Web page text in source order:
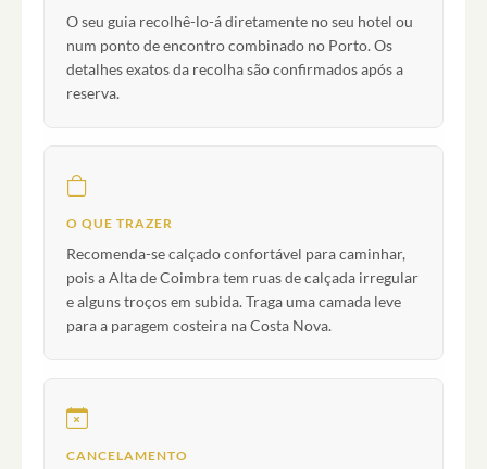
O seu guia recolhê-lo-á diretamente no seu hotel ou
num ponto de encontro combinado no Porto. Os
detalhes exatos da recolha são confirmados após a
reserva.
O QUE TRAZER
Recomenda-se calçado confortável para caminhar,
pois a Alta de Coimbra tem ruas de calçada irregular
e alguns troços em subida. Traga uma camada leve
para a paragem costeira na Costa Nova.
CANCELAMENTO